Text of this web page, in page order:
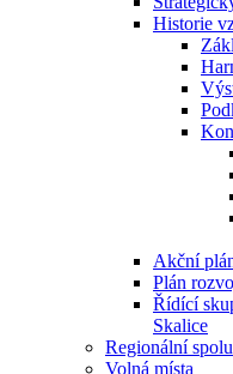
Historie
Akční
Plán
Řídící
Skalice
Regionální
Volná místa